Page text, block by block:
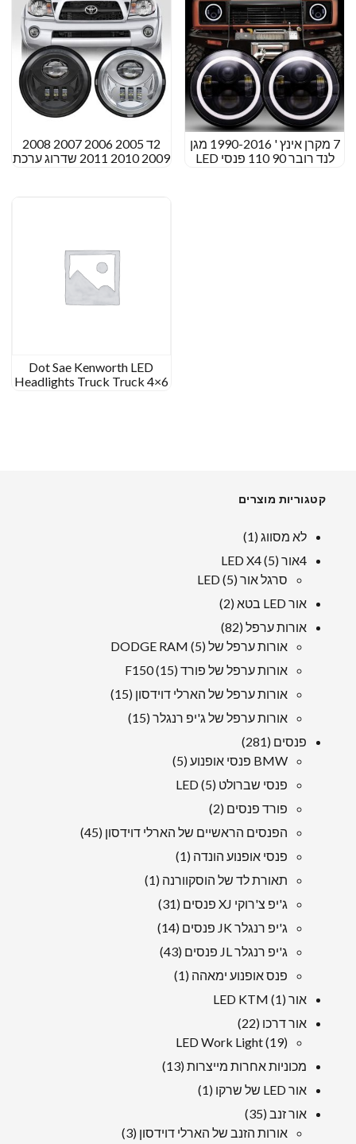
2ד 2005 2006 2007 2008
2009 2010 2011 שדרוג ערכת
7 מקרן אינץ ' 1990-2016 מגן
לנד רובר 90 110 פנסי LED
Dot Sae Kenworth LED
Headlights Truck Truck 4×6
קטגוריות מוצרים
לא מסווג 1
1
מוּצָר
4אור LED X4 5
5
מוצרים
סרגל אור LED 5
5
מוצרים
אור LED בטא 2
2
מוצרים
אורות ערפל 82
82
מוצריםאורות ערפל של DODGE RAM 5
5
מוצרים
אורות ערפל של פורד F150 15
15
מוצרים
אורות ערפל של הארלי דוידסון 15
15
אורות ערפל של ג'יפ רנגלר 15
15
פנסים 281
281
מוצרים BMW פנסי אופנוע 5
5
מוצרים
פנסי שברולט LED 5
5
מוצרים
פורד פנסים 2
2
מוצרים
הפנסים הראשיים של הארלי דוידסון 45
45
פנסי אופנוע הונדה 1
1
מוּצָר
תאורת לד של הוסקוורנה 1
1
ג'יפ צ'רוקי XJ פנסים 31
31
מוצרים
ג'יפ רנגלר JK פנסים 14
14
מוצרים
ג'יפ רנגלר JL פנסים 43
43
פנס אופנוע ימאהה 1
1
אור LED KTM 1
1
מוּצָר
אור דרכו 22
22
מוצרים
LED Work Light 19
19
מוצרים
מכוניות אחרות מייצרות 13
13
אור LED של שרקו 1
1
אור זנב 35
35
מוצרים
אורות הזנב של הארלי דוידסון 3
3